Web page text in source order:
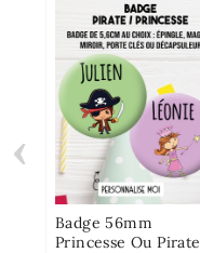
Badge 56mm
Princesse Ou Pirate
‹